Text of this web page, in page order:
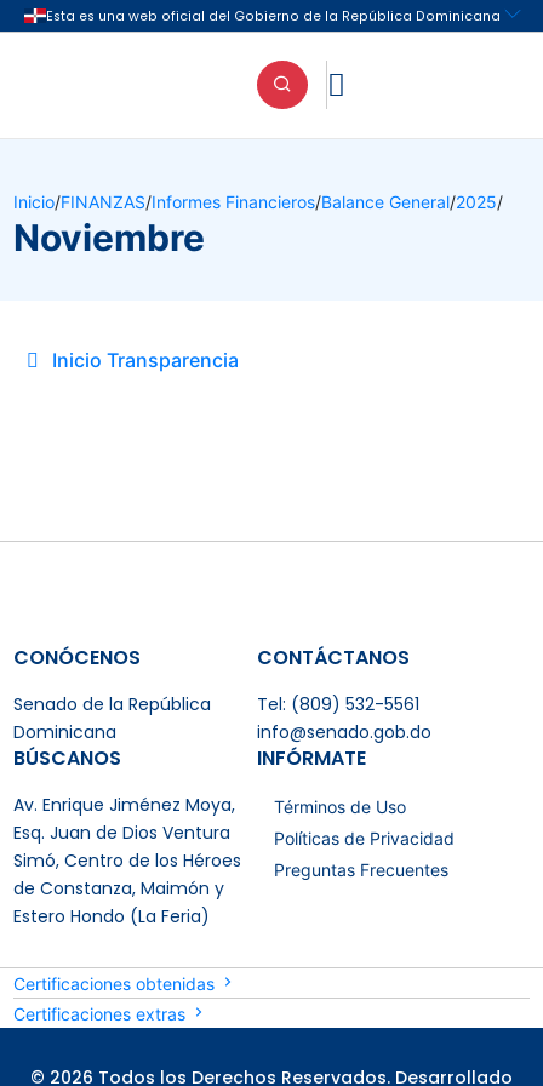

Inicio/FINANZAS/Informes Financieros/Balance General/2025/
Noviembre
Inicio Transparencia
CONÓCENOS
Senado de la República
Dominicana
CONTÁCTANOS
Tel: (809) 532-5561
info@senado.gob.do
BÚSCANOS
Av. Enrique Jiménez Moya,
Esq. Juan de Dios Ventura
Simó, Centro de los Héroes
de Constanza, Maimón y
Estero Hondo (La Feria)
INFÓRMATE
Términos de Uso
Políticas de Privacidad
Preguntas Frecuentes
Certificaciones obtenidas
Certificaciones extras
© 2026 Todos los Derechos Reservados. Desarrollado